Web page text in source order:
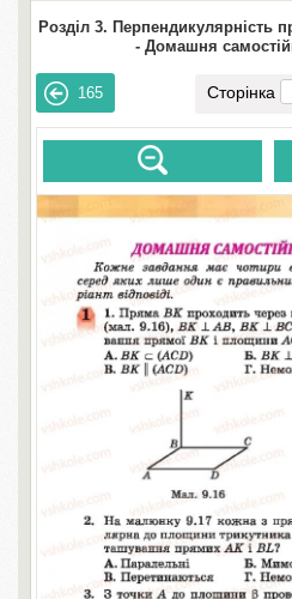
Розділ 3. Перпендикулярність
- Домашня
165 Сторінка